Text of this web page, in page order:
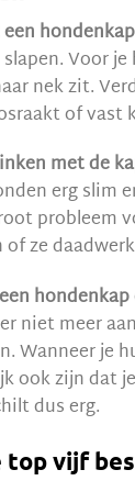
Voor
nek zit.
of
met de
erg slim
probleem
ze
hondenkap
niet meer
Wanneer je
ook zijn dat
dus erg.
vijf